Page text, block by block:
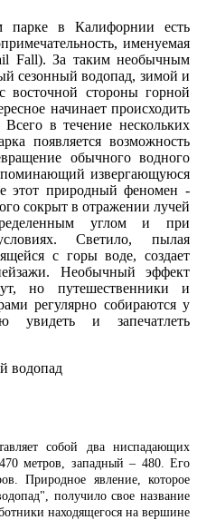
парке в Калифорнии есть
именуемая
Fall). За таким необычным
сезонный водопад, зимой и
стороны горной
начинает происходить
в течение нескольких
появляется возможность
обычного водного
извергающуюся
этот природный феномен -
сокрыт в отражении лучей
углом и при
Светило, пылая
с горы воде, создает
Необычный эффект
но путешественники и
регулярно собираются у
и запечатлеть
собой два ниспадающих
метров, западный – 480. Его
Природное явление, которое
получило свое название
находящегося на вершине